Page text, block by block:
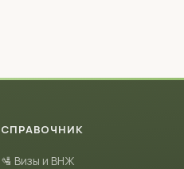
СПРАВОЧНИК
🛂 Визы и ВНЖ